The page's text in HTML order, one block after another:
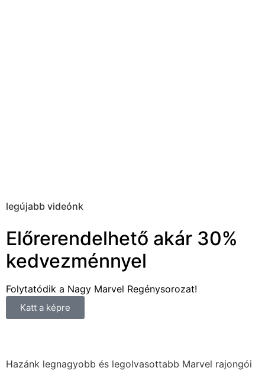
legújabb videónk
Előrerendelhető akár 30%
kedvezménnyel
Folytatódik a Nagy Marvel Regénysorozat!
Katt a képre
Hazánk legnagyobb és legolvasottabb Marvel rajongói